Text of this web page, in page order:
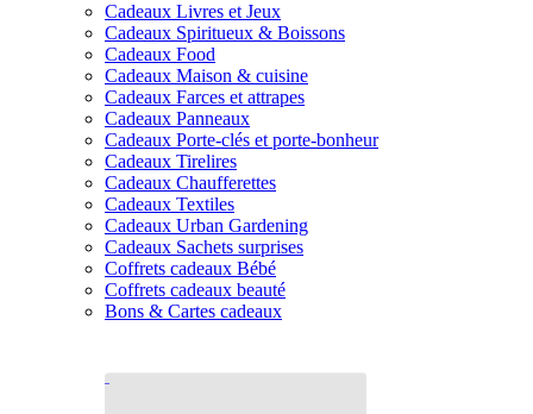
Cadeaux Livres et Jeux
Cadeaux Spiritueux & Boissons
Cadeaux Food
Cadeaux Maison & cuisine
Cadeaux Farces et attrapes
Cadeaux Panneaux
Cadeaux Porte-clés et porte-bonheur
Cadeaux Tirelires
Cadeaux Chaufferettes
Cadeaux Textiles
Cadeaux Urban Gardening
Cadeaux Sachets surprises
Coffrets cadeaux Bébé
Coffrets cadeaux beauté
Bons & Cartes cadeaux